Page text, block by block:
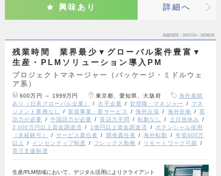
興味あり 詳細へ
掲載期間 26/07/24～26/08/08
残業時間 業界最少▼グローバル案件豊富▼
生産・PLMソリューション導入PM
プロジェクトマネージャー（パッケージ・ミドルウェ
ア系）
600万円 ～ 1999万円 東京都、愛知県、大阪府
海外展開
あり（日系グローバル企業）
大手企業 管理職・マネジャー
マネ
ジメント業務なし
新規事業・新サービス 海外出張 海外折衝
英
語力が必要
中国語力が必要 英語力不問 転勤なし
土日祝休み
3,000万円以上資金調達済
1億円以上資金調達済
ポテンシャル採用
（未経験可）
サービス責任者 開発責任者 海外転勤
年収600万
以上
インセンティブ制度 フレックス勤務
リモートワーク可能
育児支援制度
生産/PLM領域において、デジタル活用によりクライアント